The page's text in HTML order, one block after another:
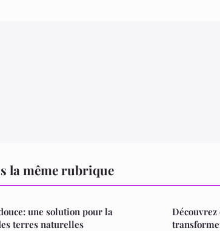
la même rubrique
une solution pour la
terres naturelles